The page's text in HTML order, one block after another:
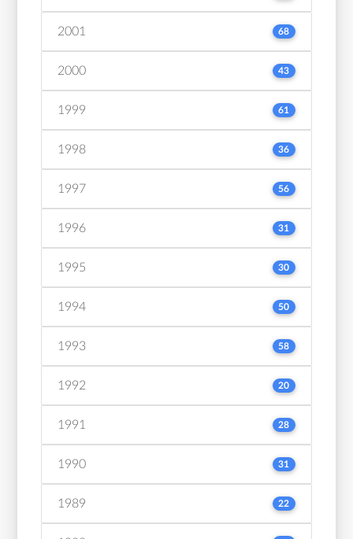
2001 68
2000 43
1999 61
1998 36
1997 56
1996 31
1995 30
1994 50
1993 58
1992 20
1991 28
1990 31
1989 22